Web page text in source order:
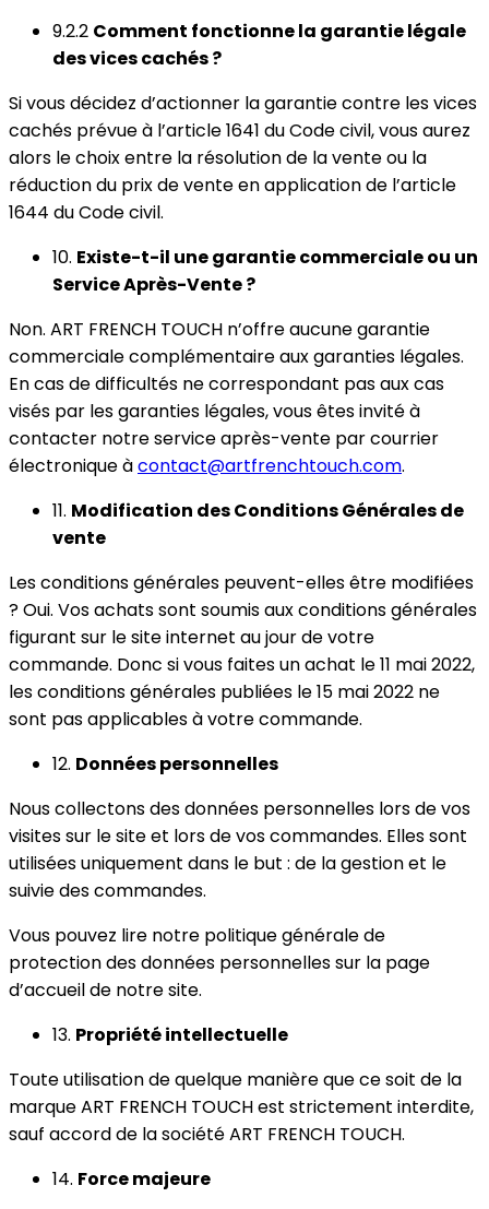
9.2.2 Comment fonctionne la garantie légale
des vices cachés ?
Si vous décidez d’actionner la garantie contre les vices
cachés prévue à l’article 1641 du Code civil, vous aurez
alors le choix entre la résolution de la vente ou la
réduction du prix de vente en application de l’article
1644 du Code civil.
10. Existe-t-il une garantie commerciale ou un
Service Après-Vente ?
Non. ART FRENCH TOUCH n’offre aucune garantie
commerciale complémentaire aux garanties légales.
En cas de difficultés ne correspondant pas aux cas
visés par les garanties légales, vous êtes invité à
contacter notre service après-vente par courrier
électronique àcontact@artfrenchtouch.com.
11. Modification des Conditions Générales de
vente
Les conditions générales peuvent-elles être modifiées
? Oui. Vos achats sont soumis aux conditions générales
figurant sur le site internet au jour de votre
commande. Donc si vous faites un achat le 11 mai 2022,
les conditions générales publiées le 15 mai 2022 ne
sont pas applicables à votre commande.
12. Données personnelles
Nous collectons des données personnelles lors de vos
visites sur le site et lors de vos commandes. Elles sont
utilisées uniquement dans le but : de la gestion et le
suivie des commandes.
Vous pouvez lire notre politique générale de
protection des données personnelles sur la page
d’accueil de notre site.
13. Propriété intellectuelle
Toute utilisation de quelque manière que ce soit de la
marque ART FRENCH TOUCH est strictement interdite,
sauf accord de la société ART FRENCH TOUCH.
14. Force majeure